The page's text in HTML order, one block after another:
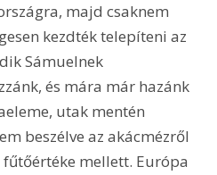
majd csaknem
kezdték telepíteni az
Sámuelnek
és mára már hazánk
utak mentén
beszélve az akácmézről
fűtőértéke mellett. Európa